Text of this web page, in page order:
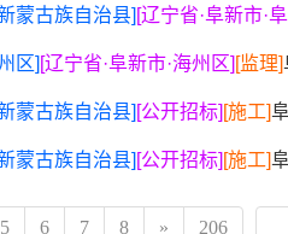
蒙古族自治县] [辽宁省·阜新市·
区] [辽宁省·阜新市·海州区] [监理]
蒙古族自治县] [公开招标] [施工]
蒙古族自治县] [公开招标] [施工]阜
5 6 7 8 » 206